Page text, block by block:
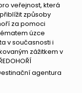
veřejnost, která
způsoby
za pomoci
úzce
v současnosti i
zážitkem v
agentura